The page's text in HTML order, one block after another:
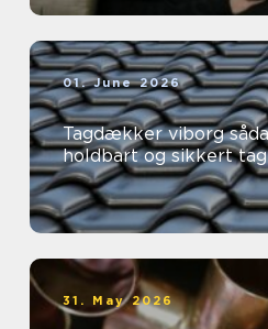
01. June 2026
Tagdækker viborg sådan får du et
holdbart og sikkert tag
31. May 2026